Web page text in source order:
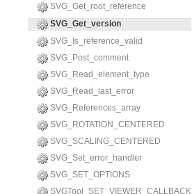
SVG_Get_root_reference
SVG_Get_version
SVG_Is_reference_valid
SVG_Post_comment
SVG_Read_element_type
SVG_Read_last_error
SVG_References_array
SVG_ROTATION_CENTERED
SVG_SCALING_CENTERED
SVG_Set_error_handler
SVG_SET_OPTIONS
SVGTool_SET_VIEWER_CALLBACK